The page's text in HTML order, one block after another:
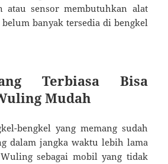
atau sensor membutuhkan alat
banyak tersedia di bengkel
Terbiasa Bisa
Mudah
bengkel yang memang sudah
dalam jangka waktu lebih lama
sebagai mobil yang tidak